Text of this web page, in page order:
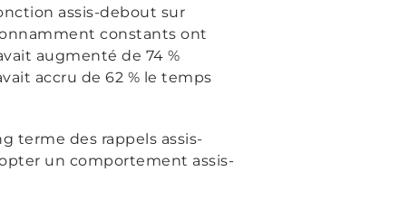
assis-debout sur
constants ont
augmenté de 74 %
accru de 62 % le temps
terme des rappels assis-
un comportement assis-